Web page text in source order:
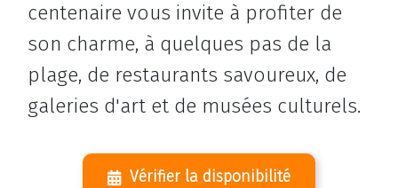
centenaire vous invite à profiter de
son charme, à quelques pas de la
plage, de restaurants savoureux, de
galeries d'art et de musées culturels.
Vérifier la disponibilité